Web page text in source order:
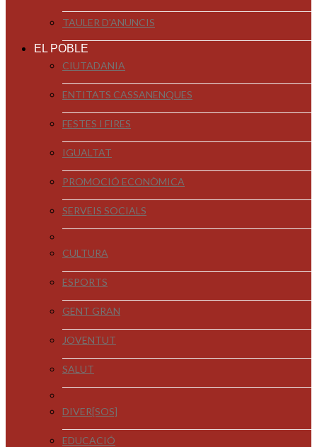
TAULER D'ANUNCIS
EL POBLE
CIUTADANIA
ENTITATS CASSANENQUES
FESTES I FIRES
IGUALTAT
PROMOCIÓ ECONÒMICA
SERVEIS SOCIALS
CULTURA
ESPORTS
GENT GRAN
JOVENTUT
SALUT
DIVER[SOS]
EDUCACIÓ